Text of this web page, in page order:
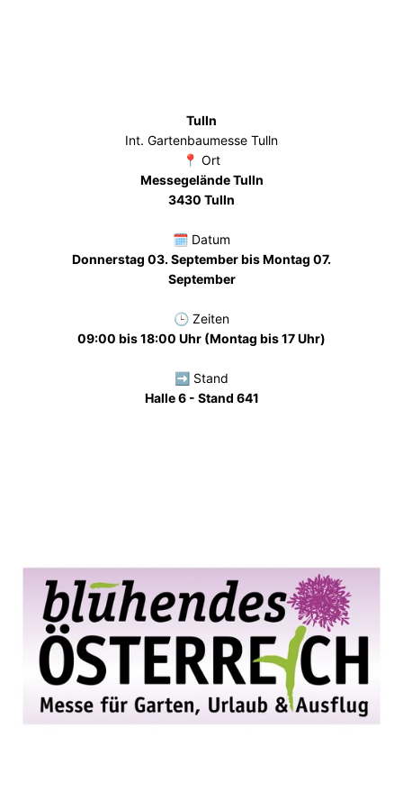
Tulln
Int. Gartenbaumesse Tulln
📍 Ort
Messegelände Tulln
3430 Tulln
🗓️ Datum
Donnerstag 03. September bis Montag 07.
September
🕒 Zeiten
09:00 bis 18:00 Uhr (Montag bis 17 Uhr)
➡️ Stand
Halle 6 - Stand 641